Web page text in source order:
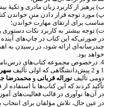
ب) پرهیز از کاربرد زبان مادری و تکیۀ
پ) مورد توجه قرار دادن متنِ خواندن
مناسب برای ارتقای مهارت خواندن؛
ت) توجه بیشتر به کاربرد نکات دستوری
در صورتیکه این کتاب در چاپهای
چندرسانه ای ارائه شود، در رسیدن به
خواهد بود.
4. درخصوص مجموعه کتاب
های درس
1 و 2 پیش
دانشگاهی که اولی تألیف
دومی تألیف نوراله قربانی و محمدرضا
تأکید کردند که این کتابها با استفاده
در آنها نوآوری در قالب فعالیتهای
در عین حال، تلاش مؤلفان برای انتخاب